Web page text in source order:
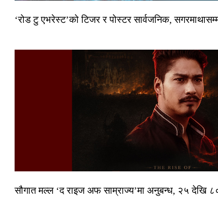
‘रोड टु एभरेस्ट’को टिजर र पोस्टर सार्वजनिक,
सौगात मल्ल ‘द राइज अफ साम्राज्य’मा अनुबन्ध, २५ देखि